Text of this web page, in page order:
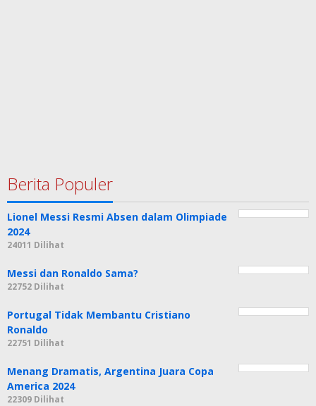
Berita Populer
Lionel Messi Resmi Absen dalam Olimpiade
2024
24011 Dilihat
Messi dan Ronaldo Sama?
22752 Dilihat
Portugal Tidak Membantu Cristiano
Ronaldo
22751 Dilihat
Menang Dramatis, Argentina Juara Copa
America 2024
22309 Dilihat